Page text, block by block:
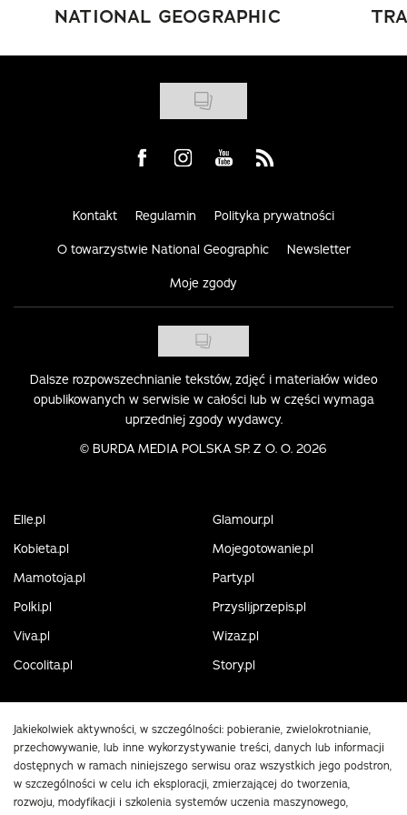
NATIONAL GEOGRAPHIC
Visit us on Facebook
Visit us on Instagram
Visit us on Youtube
Visit us on Rss
Kontakt Regulamin Polityka prywatności
O towarzystwie National Geographic Newsletter
Moje zgody
Dalsze rozpowszechnianie tekstów, zdjęć i materiałów wideo
opublikowanych w serwisie w całości lub w części wymaga
uprzedniej zgody wydawcy.
© BURDA MEDIA POLSKA SP. Z O. O. 2026
Elle.pl
Glamour.pl
Kobieta.pl
Mojegotowanie.pl
Mamotoja.pl
Party.pl
Polki.pl
Przyslijprzepis.pl
Viva.pl
Wizaz.pl
Cocolita.pl
Story.pl
Jakiekolwiek aktywności, w szczególności: pobieranie, zwielokrotnianie,
przechowywanie, lub inne wykorzystywanie treści, danych lub informacji
dostępnych w ramach niniejszego serwisu oraz wszystkich jego podstron,
w szczególności w celu ich eksploracji, zmierzającej do tworzenia,
rozwoju, modyfikacji i szkolenia systemów uczenia maszynowego,